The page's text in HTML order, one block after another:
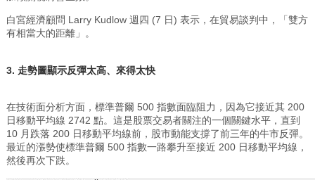
白宮經濟顧問 Larry Kudlow 週四 (7 日) 表示，在貿易談判中，「雙方
有相當大的距離」。
3. 走勢圖顯示反彈太高、來得太快
在技​​術面分析方面，標準普爾 500 指數面臨阻力，因為它接近其 200
日移動平均線 2742 點。這是股票交易者關注的一個關鍵水平，直到
10 月跌落 200 日移動平均線前，股市動能支撐了前三年的牛市反彈。
最近的漲勢使標準普爾 500 指數一路攀升至接近 200 日移動平均線，
然後再次下跌。